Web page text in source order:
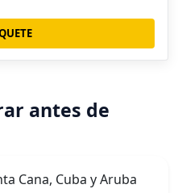
antes de
Cana, Cuba y Aruba